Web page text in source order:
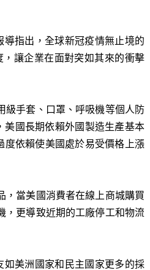
導指出，全球新冠疫情無止境的
讓企業在面對突如其來的衝擊
級手套、口罩、呼吸機等個人防
美國長期依賴外國製造生產基本
度依賴使美國處於易受價格上漲
，當美國消費者在線上商城購買
，更導致近期的工廠停工和物流
如美洲國家和民主國家更多的採